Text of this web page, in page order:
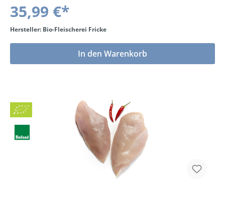
35,99 €*
Hersteller: Bio-Fleischerei Fricke
In den Warenkorb
Bio
BLa